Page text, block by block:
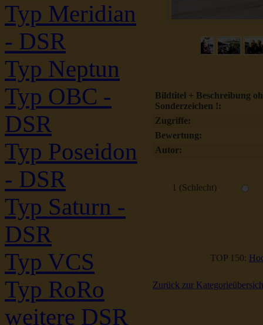
Typ Meridian
- DSR
Typ Neptun
Typ OBC -
DSR
Typ Poseidon
- DSR
Typ Saturn -
DSR
Typ VCS
Typ RoRo
weitere DSR
Bildtitel + Beschreibung
Sonderzeichen !:
Zugriffe:
Bewertung:
Autor:
1 (Schlecht)
TOP 150:
Zurück zur